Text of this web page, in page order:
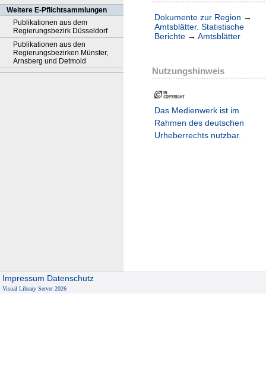
Weitere E-Pflichtsammlungen
Publikationen aus dem
Regierungsbezirk Düsseldorf
Publikationen aus den
Regierungsbezirken Münster,
Arnsberg und Detmold
Dokumente zur Region →
Amtsblätter. Statistische
Berichte → Amtsblätter
Nutzungshinweis
Das Medienwerk ist im
Rahmen des deutschen
Urheberrechts nutzbar.
Impressum Datenschutz
Visual Library Server 2026